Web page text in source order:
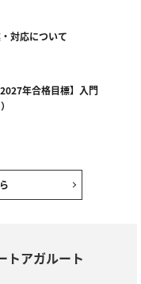
対応について
年合格目標】入門
トアガルート